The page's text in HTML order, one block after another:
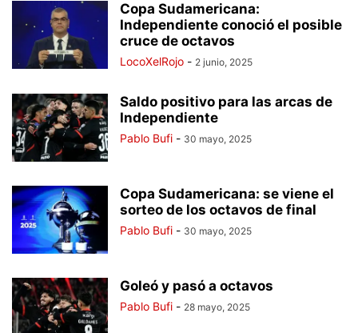
Copa Sudamericana:
Independiente conoció el posible
cruce de octavos
LocoXelRojo - 2 junio, 2025
Saldo positivo para las arcas de
Independiente
Pablo Bufi - 30 mayo, 2025
Copa Sudamericana: se viene el
sorteo de los octavos de final
Pablo Bufi - 30 mayo, 2025
Goleó y pasó a octavos
Pablo Bufi - 28 mayo, 2025